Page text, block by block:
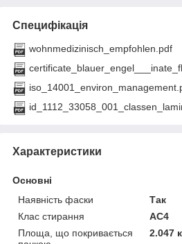
Специфікація
wohnmedizinisch_empfohlen.pdf
Характеристики
Основні
Наявність фаски
Так
Клас стирання
АС4
Площа, що покривається
2.047